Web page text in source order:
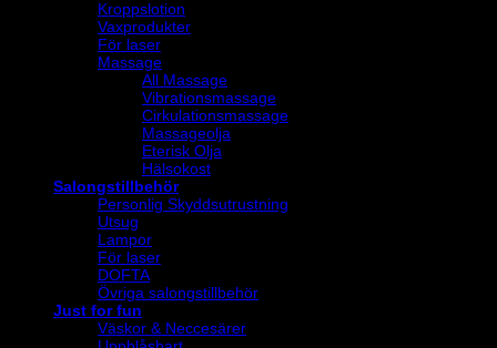
Kroppslotion
Vaxprodukter
För laser
Massage
All Massage
Vibrationsmassage
Cirkulationsmassage
Massageolja
Eterisk Olja
Hälsokost
Salongstillbehör
Personlig Skyddsutrustning
Utsug
Lampor
För laser
DOFTA
Övriga salongstillbehör
Just for fun
Väskor & Neccesärer